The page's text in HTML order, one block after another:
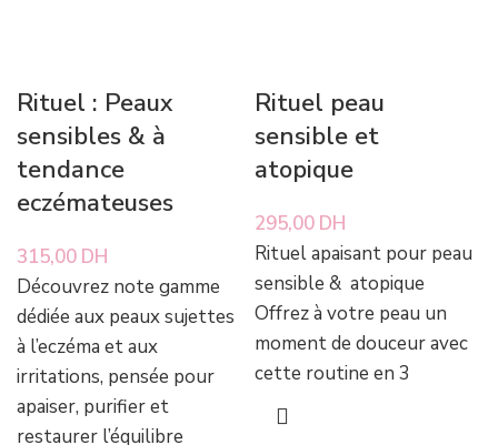
Rituel : Peaux
sensibles & à
tendance
eczémateuses
315,00 DH
Découvrez note gamme
dédiée aux peaux sujettes
à l’eczéma et aux
irritations, pensée pour
apaiser, purifier et
restaurer l’équilibre
Rituel peau
sensible et
atopique
295,00 DH
Rituel apaisant pour peau
sensible & atopique
Offrez à votre peau un
moment de douceur avec
cette routine en 3